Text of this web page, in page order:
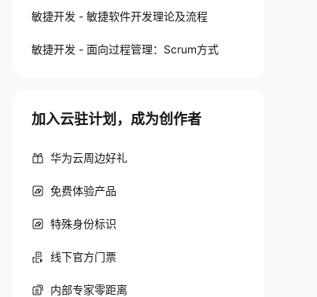
敏捷开发 - 敏捷软件开发理论及流程
敏捷开发 - 面向过程管理：Scrum方式
加入云驻计划，成为创作者
华为云周边好礼
免费体验产品
特殊身份标识
线下官方门票
内部专家零距离